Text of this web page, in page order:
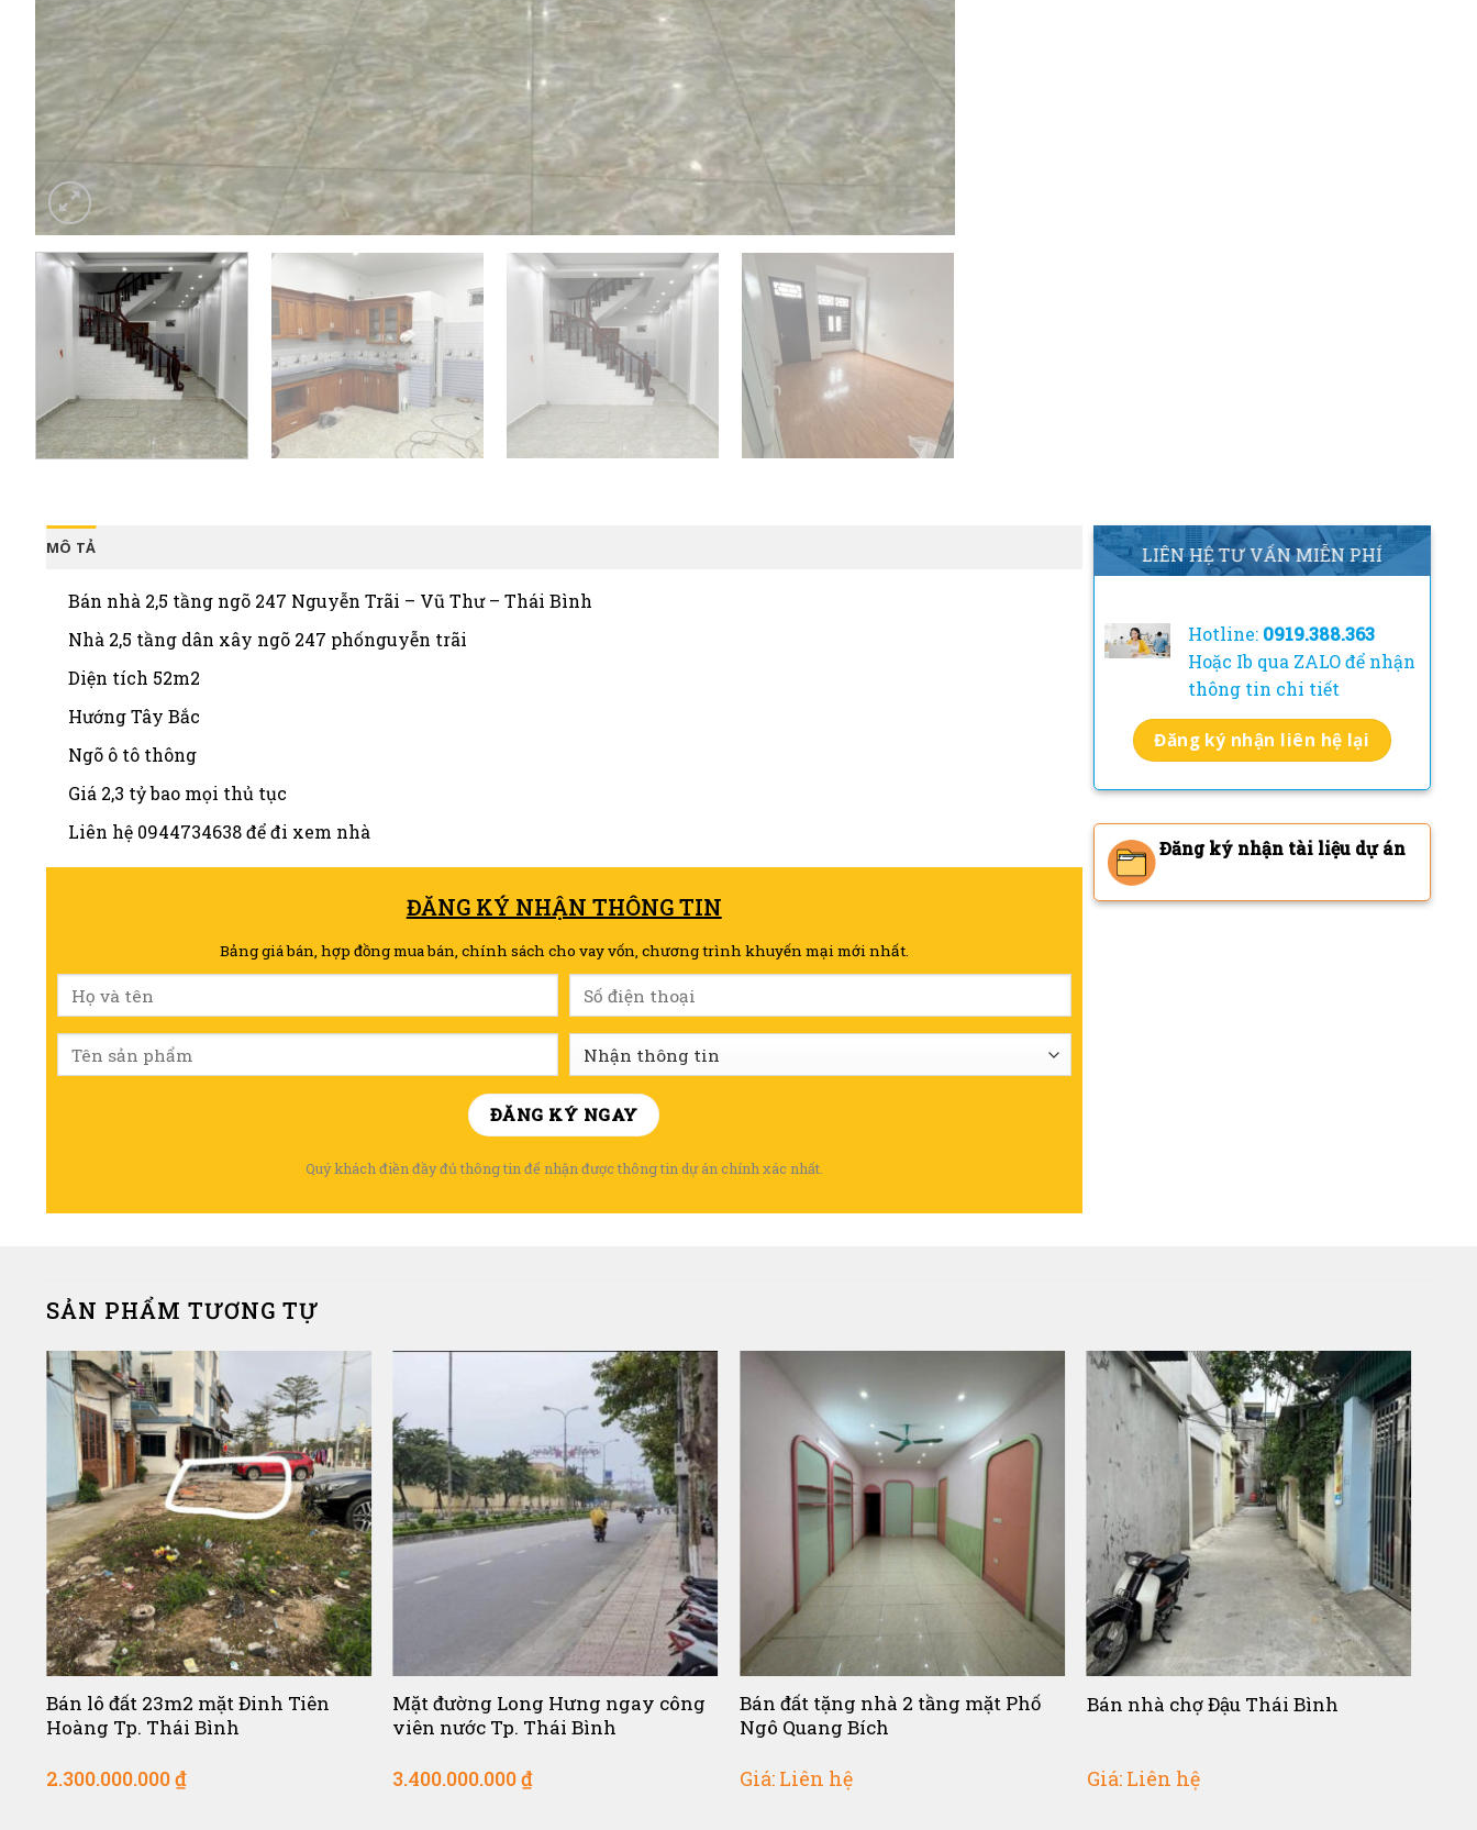
MÔ TẢ
Bán nhà 2,5 tầng ngõ 247 Nguyễn Trãi – Vũ Thư – Thái Bình
Nhà 2,5 tầng dân xây ngõ 247 phốnguyễn trãi
Diện tích 52m2
Hướng Tây Bắc
Ngõ ô tô thông
Giá 2,3 tỷ bao mọi thủ tục
Liên hệ 0944734638 để đi xem nhà
ĐĂNG KÝ NHẬN THÔNG TIN
Bảng giá bán, hợp đồng mua bán, chính sách cho vay vốn, chương trình khuyến mại mới nhất.
Quý khách điền đầy đủ thông tin để nhận được thông tin dự án chính xác nhất.
LIÊN HỆ TƯ VẤN MIỄN PHÍ
Hotline: 0919.388.363
Hoặc Ib qua ZALO để nhận
thông tin chi tiết
Đăng ký nhận liên hệ lại
Đăng ký nhận tài liệu dự án
SẢN PHẨM TƯƠNG TỰ
Bán lô đất 23m2 mặt Đinh Tiên
Hoàng Tp. Thái Bình
2.300.000.000₫
Mặt đường Long Hưng ngay công
viên nước Tp. Thái Bình
3.400.000.000₫
Bán đất tặng nhà 2 tầng mặt Phố
Ngô Quang Bích
Giá: Liên hệ
Bán nhà chợ Đậu Thái Bình
Giá: Liên hệ